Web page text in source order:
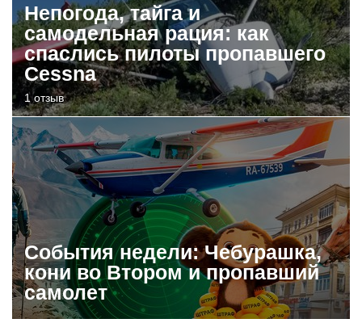
Непогода, тайга и
самодельная рация: как
спаслись пилоты пропавшего
Cessna
1 отзыв
События недели: Чебурашка,
кони во Втором и пропавший
самолет